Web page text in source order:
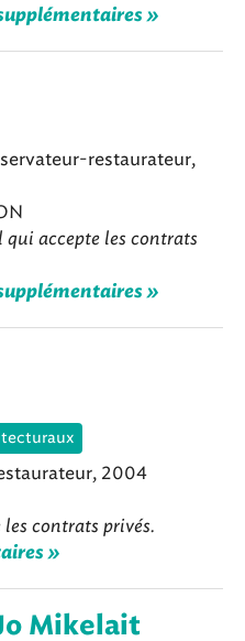
»
restaurateur,
qui accepte les contrats
»
2004
contrats privés.
»
Mikelait